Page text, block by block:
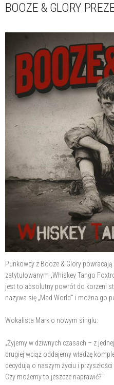
BOOZE & GLORY
Punkowcy z Booze & Glory
zatytułowanym „Whiskey Tango
jest to absolutny powrót do korzeni
nazywa się „Mad World" i można go
Wokalista Mark o nowym singlu:
„Żyjemy w dziwnych czasach – z
drugiej wciąż oddajemy władzę
decydują o naszym życiu i
Czy możemy to jeszcze naprawić?"